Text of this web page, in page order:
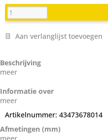
Aan verlanglijst toevoegen
Beschrijving
meer
Informatie over
meer
Artikelnummer: 43473678014
Afmetingen (mm)